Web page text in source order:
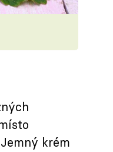
krém